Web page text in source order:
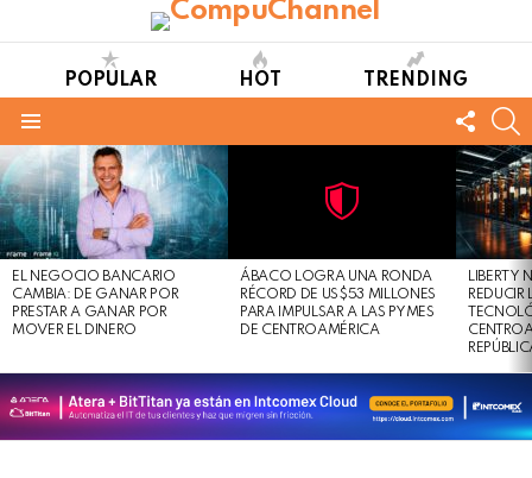
POPULAR HOT TRENDING
US
LATEST
STORIES
EL NEGOCIO BANCARIO
CAMBIA: DE GANAR POR
PRESTAR A GANAR POR
MOVER EL DINERO
Safe
For
Work
view
this
post
ÁBACO LOGRA UNA RONDA
RÉCORD DE US$53 MILLONES
PARA IMPULSAR A LAS PYMES
DE CENTROAMÉRICA
LIBERTY
REDUCIR